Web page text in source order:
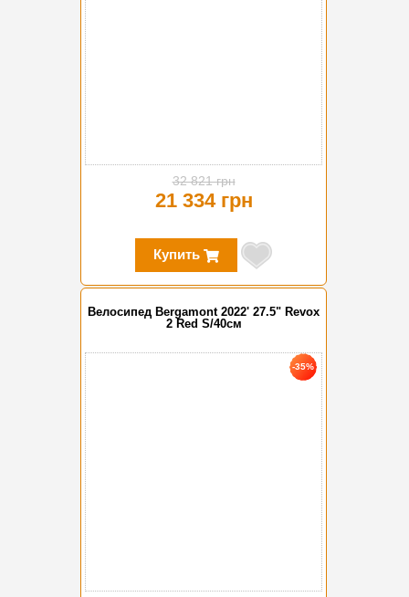
32 821 грн
21 334 грн
Купить
Велосипед Bergamont 2022' 27.5" Revox
2 Red S/40см
-35%